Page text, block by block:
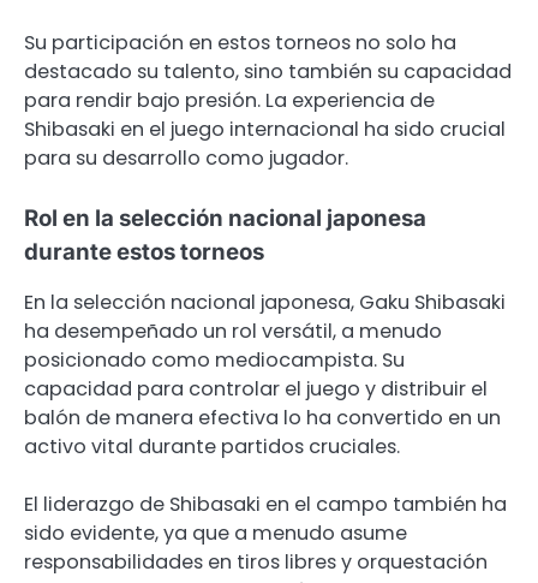
Su participación en estos torneos no solo ha
destacado su talento, sino también su capacidad
para rendir bajo presión. La experiencia de
Shibasaki en el juego internacional ha sido crucial
para su desarrollo como jugador.
Rol en la selección nacional japonesa
durante estos torneos
En la selección nacional japonesa, Gaku Shibasaki
ha desempeñado un rol versátil, a menudo
posicionado como mediocampista. Su
capacidad para controlar el juego y distribuir el
balón de manera efectiva lo ha convertido en un
activo vital durante partidos cruciales.
El liderazgo de Shibasaki en el campo también ha
sido evidente, ya que a menudo asume
responsabilidades en tiros libres y orquestación